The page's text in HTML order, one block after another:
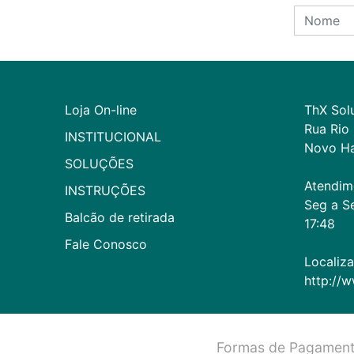
Loja On-line
INSTITUCIONAL
SOLUÇÕES
INSTRUÇÕES
Balcão de retirada
Fale Conosco
ThX
Rua
Novo
Seg a
17:48
http://
Formas de